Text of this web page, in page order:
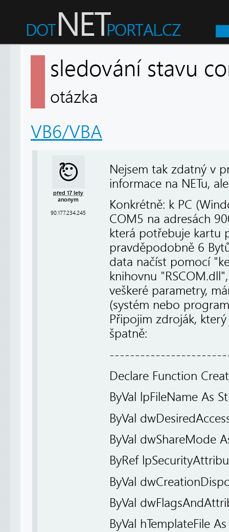
sledování stavu
otázka
VB6/VBA
před 17 lety
anonym
90.177.234.245
Nejsem tak zdatný v
informace na NETu,
Konkrétně: k PC
COM5 na adresách
která potřebuje kartu
pravděpodobně 6
data načíst pomocí
knihovnu
veškeré parametry,
(systém nebo
Připojim zdroják,
špatně:
Declare Function
ByVal lpFileName As
ByVal
ByVal dwShareMode
ByRef
ByVal
ByVal
ByVal hTemplateFile